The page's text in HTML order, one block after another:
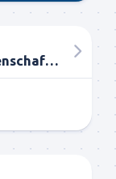
100 gesundheitsfördernde Eigenschaften von Curcuma